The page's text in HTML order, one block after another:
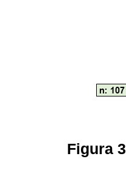
Figura 3